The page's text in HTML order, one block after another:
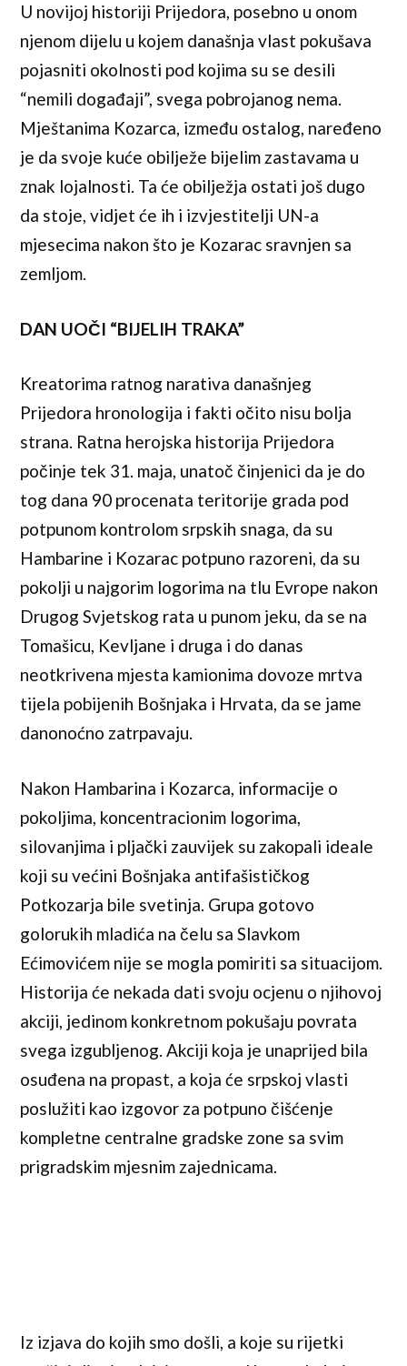
U novijoj historiji Prijedora, posebno u onom
njenom dijelu u kojem današnja vlast pokušava
pojasniti okolnosti pod kojima su se desili
“nemili događaji”, svega pobrojanog nema.
Mještanima Kozarca, između ostalog, naređeno
je da svoje kuće obilježe bijelim zastavama u
znak lojalnosti. Ta će obilježja ostati još dugo
da stoje, vidjet će ih i izvjestitelji UN-a
mjesecima nakon što je Kozarac sravnjen sa
zemljom.
DAN UOČI “BIJELIH TRAKA”
Kreatorima ratnog narativa današnjeg
Prijedora hronologija i fakti očito nisu bolja
strana. Ratna herojska historija Prijedora
počinje tek 31. maja, unatoč činjenici da je do
tog dana 90 procenata teritorije grada pod
potpunom kontrolom srpskih snaga, da su
Hambarine i Kozarac potpuno razoreni, da su
pokolji u najgorim logorima na tlu Evrope nakon
Drugog Svjetskog rata u punom jeku, da se na
Tomašicu, Kevljane i druga i do danas
neotkrivena mjesta kamionima dovoze mrtva
tijela pobijenih Bošnjaka i Hrvata, da se jame
danonoćno zatrpavaju.
Nakon Hambarina i Kozarca, informacije o
pokoljima, koncentracionim logorima,
silovanjima i pljački zauvijek su zakopali ideale
koji su većini Bošnjaka antifašističkog
Potkozarja bile svetinja. Grupa gotovo
golorukih mladića na čelu sa Slavkom
Ećimovićem nije se mogla pomiriti sa situacijom.
Historija će nekada dati svoju ocjenu o njihovoj
akciji, jedinom konkretnom pokušaju povrata
svega izgubljenog. Akciji koja je unaprijed bila
osuđena na propast, a koja će srpskoj vlasti
poslužiti kao izgovor za potpuno čišćenje
kompletne centralne gradske zone sa svim
prigradskim mjesnim zajednicama.
Iz izjava do kojih smo došli, a koje su rijetki